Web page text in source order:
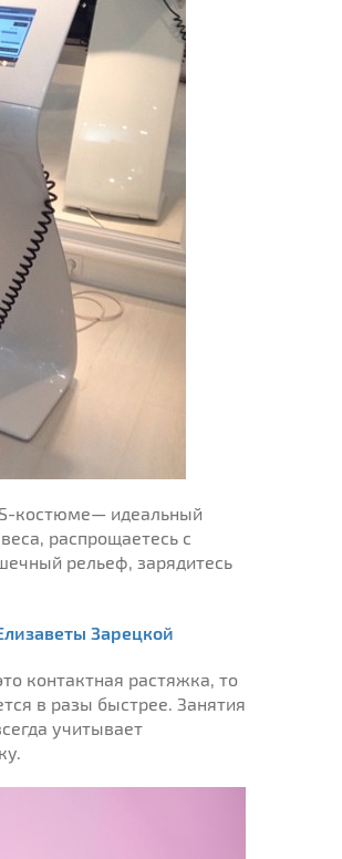
костюме— идеальный
распрощаетесь с
рельеф, зарядитесь
Зарецкой
контактная растяжка, то
в разы быстрее. Занятия
учитывает